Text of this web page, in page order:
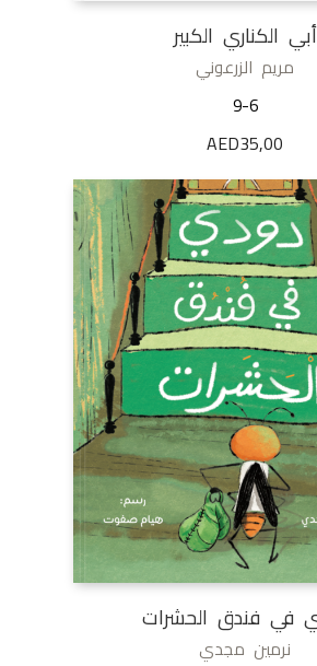
أبي الكناري الكبير
مريم الزرعوني
9-6
AED35,00
في فندق الحشرات
نرمين مجدي